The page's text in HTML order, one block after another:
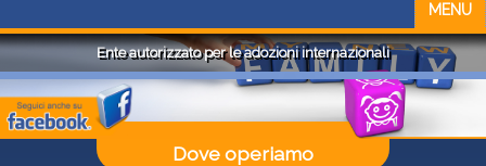
MENU
Ente autorizzato per le adozioni internazionali
Dove operiamo